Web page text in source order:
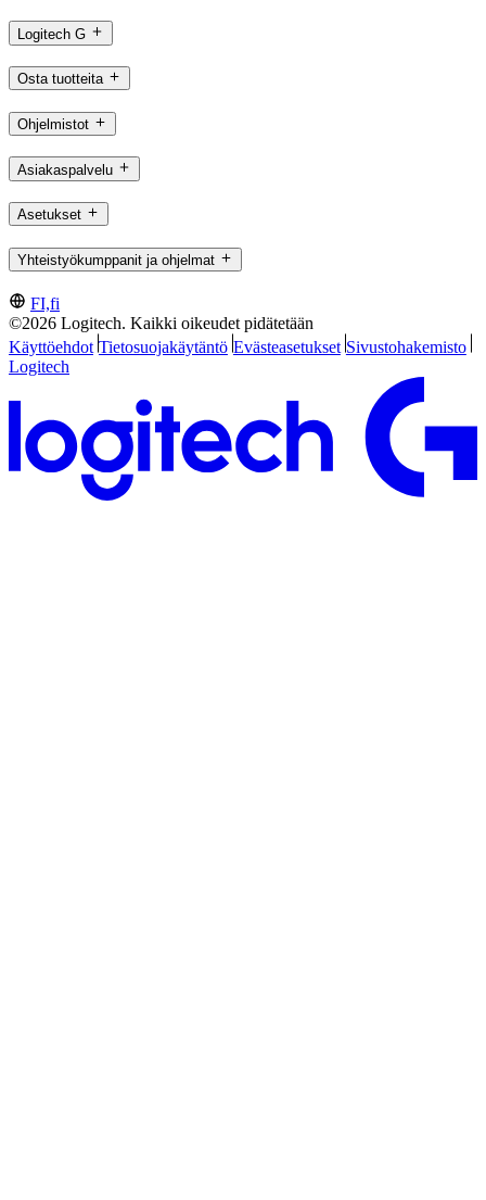
Logitech G
Osta tuotteita
Ohjelmistot
Asiakaspalvelu
Asetukset
Yhteistyökumppanit ja ohjelmat
FI,fi
©2026 Logitech. Kaikki oikeudet pidätetään
Käyttöehdot Tietosuojakäytäntö Evästeasetukset Sivustohakemisto
Logitech